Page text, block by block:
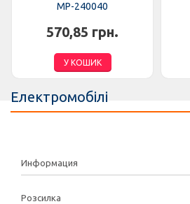
MP-240040
570,85 грн.
У КОШИК
Електромобілі
Информация
Розсилка